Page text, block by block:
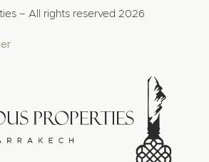
– All rights reserved 2026